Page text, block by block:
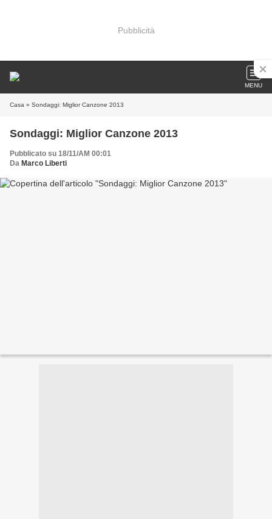
Pubblicità
MENU
Casa » Sondaggi: Miglior Canzone 2013
Sondaggi: Miglior Canzone 2013
Pubblicato su 18/11/AM 00:01
Da Marco Liberti